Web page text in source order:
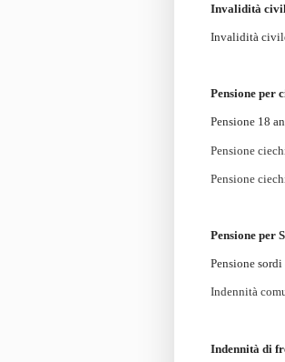
Invalidità
Invalidità
Pensione per
Pensione 18
Pensione
Pensione
Pensione per
Pensione
Indennità
Indennità di